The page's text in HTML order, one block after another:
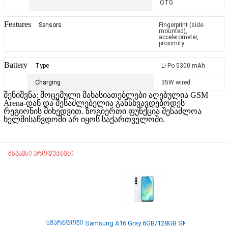
OTG
Features Sensors
Fingerprint (side-
mounted),
accelerometer,
proximity
Battery Type Li-Po 5300 mAh
Charging 35W wired
შენიშვნა: მოცემული მახასიათებლები აღებულია GSM
Arena-დან და შესაძლებელია განსხვავდებოდეს
რეგიონის მიხედვით. ზოგიერთი ფუნქცია შესაძლოა
ხელმისაწვდომი არ იყოს საქართველოში.
მსგავსი პროდუქტები
სმარტფონი Samsung A16 Gray 6GB/128GB SM-